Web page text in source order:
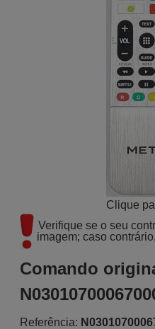
Clique
Verifique se o seu
imagem; caso
Comando
Referência: